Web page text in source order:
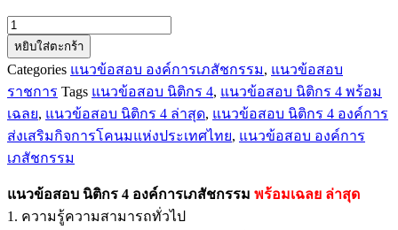
จำนวน
แนว
ข้อสอบ
นิติกร
4
องค์การ
เภสัชกรรม
หยิบใส่ตะกร้า
Categories แนวข้อสอบ องค์การเภสัชกรรม, แนวข้อสอบ
ราชการ Tags แนวข้อสอบ นิติกร 4, แนวข้อสอบ นิติกร 4 พร้อม
เฉลย, แนวข้อสอบ นิติกร 4 ล่าสุด, แนวข้อสอบ นิติกร 4 องค์การ
ส่งเสริมกิจการโคนมแห่งประเทศไทย, แนวข้อสอบ องค์การ
เภสัชกรรม
แนวข้อสอบ นิติกร 4 องค์การเภสัชกรรม พร้อมเฉลย ล่าสุด
1. ความรู้ความสามารถทั่วไป